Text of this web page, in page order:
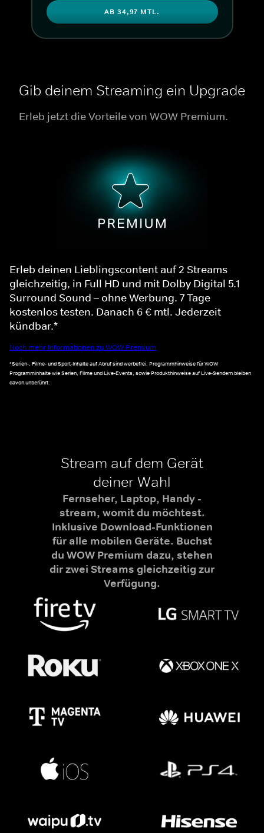
AB 34,97 MTL.
Gib deinem Streaming ein Upgrade
Erleb jetzt die Vorteile von WOW Premium.
Erleb deinen Lieblingscontent auf 2 Streams
gleichzeitig, in Full HD und mit Dolby Digital 5.1
Surround Sound – ohne Werbung. 7 Tage
kostenlos testen. Danach 6 € mtl. Jederzeit
kündbar.*
Noch mehr Informationen zu WOW Premium
*Serien-, Filme- und Sport-Inhalte auf Abruf sind werbefrei. Programmhinweise für WOW
Programminhalte wie Serien, Filme und Live-Events, sowie Produkthinweise auf Live-Sendern bleiben
davon unberührt.
Stream auf dem Gerät
deiner Wahl
Fernseher, Laptop, Handy -
stream, womit du möchtest.
Inklusive Download-Funktionen
für alle mobilen Geräte. Buchst
du WOW Premium dazu, stehen
dir zwei Streams gleichzeitig zur
Verfügung.